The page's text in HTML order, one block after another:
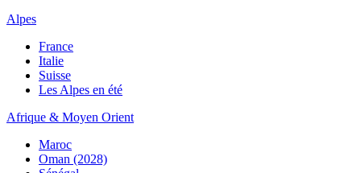
Alpes
France
Italie
Suisse
Les Alpes en été
Afrique & Moyen Orient
Maroc
Oman (2028)